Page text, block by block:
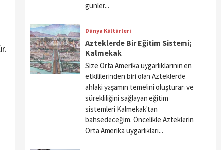
günler...
Dünya Kültürleri
Azteklerde Bir Eğitim Sistemi;
Kalmekak
Size Orta Amerika uygarlıklarının en
etkililerinden biri olan Azteklerde
ahlaki yaşamın temelini oluşturan ve
sürekliliğini sağlayan eğitim
sistemleri Kalmekak'tan
bahsedeceğim. Öncelikle Azteklerin
Orta Amerika uygarlıkları...